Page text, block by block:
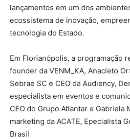
lançamentos em um dos
ecossistema de inovação,
tecnologia do Estado.
Em Florianópolis, a programação
founder da VENM_KA, Anacleto
Sebrae SC e CEO da Audiency,
especialista em eventos e
CEO do Grupo Atlantar e Gabriela
marketing da ACATE, Epecialista
Brasil